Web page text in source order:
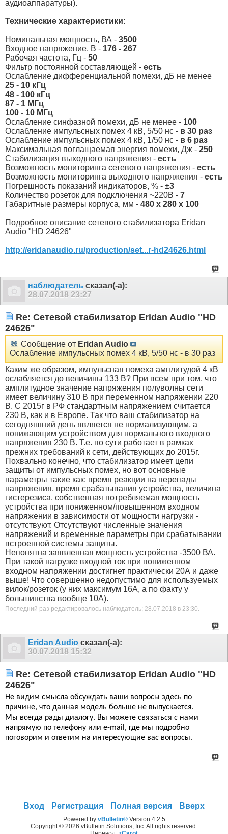
аудиоаппаратуры).
Технические характеристики:
Номинальная мощность, ВА - 3500
Входное напряжение, В - 176 - 267
Рабочая частота, Гц - 50
Фильтр постоянной составляющей - есть
Ослабление дифференциальной помехи, дБ не менее
25 - 10 кГц
48 - 100 кГц
87 - 1 МГц
100 - 10 МГц
Ослабление синфазной помехи, дБ не менее - 100
Ослабление импульсных помех 4 кВ, 5/50 нс - в 30 раз
Ослабление импульсных помех 4 кВ, 1/50 нс - в 6 раз
Максимальная поглащаемая энергия помехи, Дж - 250
Стабилизация выходного напряжения - есть
Возможность мониторинга сетевого напряжения - есть
Возможность мониторинга выходного напряжения - есть
Погрешность показаний индикаторов, % - ±3
Количество розеток для подключения ~220В - 7
Габаритные размеры корпуса, мм - 480 x 280 x 100
Подробное описание сетевого стабилизатора Eridan
Audio "HD 24626"
http://eridanaudio.ru/production/set...r-hd24626.html
наблюдатель сказал(-а):
28.07.2018 23:27
Re: Сетевой стабилизатор Eridan Audio "HD
24626"
Сообщение от Eridan Audio
Ослабление импульсных помех 4 кВ, 5/50 нс - в 30 раз
Каким же образом, импульсная помеха амплитудой 4 кВ
ослабляется до величины 133 В? При всем при том, что
амплитудное значение напряжения полуволны сети
имеет величину 310 В при переменном напряжении 220
В. С 2015г в РФ стандартным напряжением считается
230 В, как и в Европе. Так что ваш стабилизатор на
сегодняшний день является не нормализующим, а
понижающим устройством для нормального входного
напряжения 230 В. Т.е. по сути работает в рамках
прежних требований к сети, действующих до 2015г.
Похвально конечно, что стабилизатор имеет цепи
защиты от импульсных помех, но вот основные
параметры такие как: время реакции на перепады
напряжения, время срабатывания устройства, величина
гистерезиса, собственная потребляемая мощность
устройства при пониженном/повышенном входном
напряжении в зависимости от мощности нагрузки -
отсутствуют. Отсутствуют численные значения
напряжений и временные параметры при срабатывании
встроенной системы защиты.
Непонятна заявленная мощность устройства -3500 ВА.
При такой нагрузке входной ток при пониженном
входном напряжении достигнет практически 20А и даже
выше! Что совершенно недопустимо для используемых
вилок/розеток (у них максимум 16А, а по факту у
большинства вообще 10А).
Последний раз редактировалось наблюдатель; 28.07.2018 в 23:30
Eridan Audio сказал(-а):
30.07.2018 15:32
Re: Сетевой стабилизатор Eridan Audio "HD
24626"
Не видим смысла обсуждать ваши вопросы здесь по
причине, что данная модель больше не выпускается.
Мы всегда рады диалогу. Вы можете связаться с нами
напрямую по телефону или e-mail, где мы подробно
поговорим и ответим на интересующие вас вопросы.
Вход Регистрация Полная версия Вверх
Powered by vBulletin®Version 4.2.5
Copyright © 2026 vBulletin Solutions, Inc. All rights reserved.